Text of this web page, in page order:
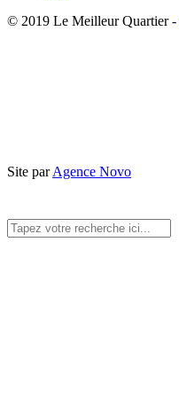
© 2019 Le Meilleur Quartier -
Site parAgence Novo